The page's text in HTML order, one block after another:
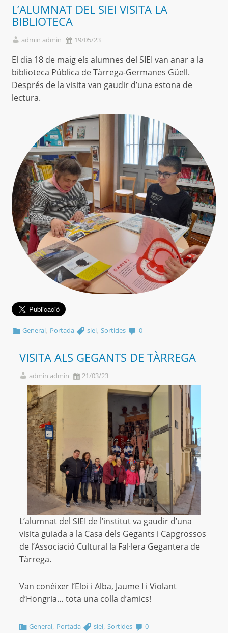
L’ALUMNAT DEL SIEI VISITA LA
BIBLIOTECA
admin admin 19/05/23
El dia 18 de maig els alumnes del SIEI van anar a la
biblioteca Pública de Tàrrega-Germanes Güell.
Després de la visita van gaudir d’una estona de
lectura.
General, Portada siei,Sortides 0
VISITA ALS GEGANTS DE TÀRREGA
admin admin 21/03/23
L’alumnat del SIEI de l’institut va gaudir d’una
visita guiada a la Casa dels Gegants i Capgrossos
de l’Associació Cultural la Fal·lera Gegantera de
Tàrrega.
Van conèixer l’Eloi i Alba, Jaume I i Violant
d’Hongria… tota una colla d’amics!
General, Portada siei,Sortides 0